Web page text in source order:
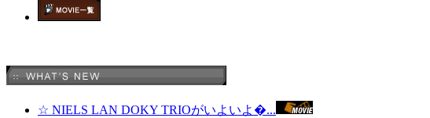
☆ NIELS LAN DOKY TRIOがいよいよ�...